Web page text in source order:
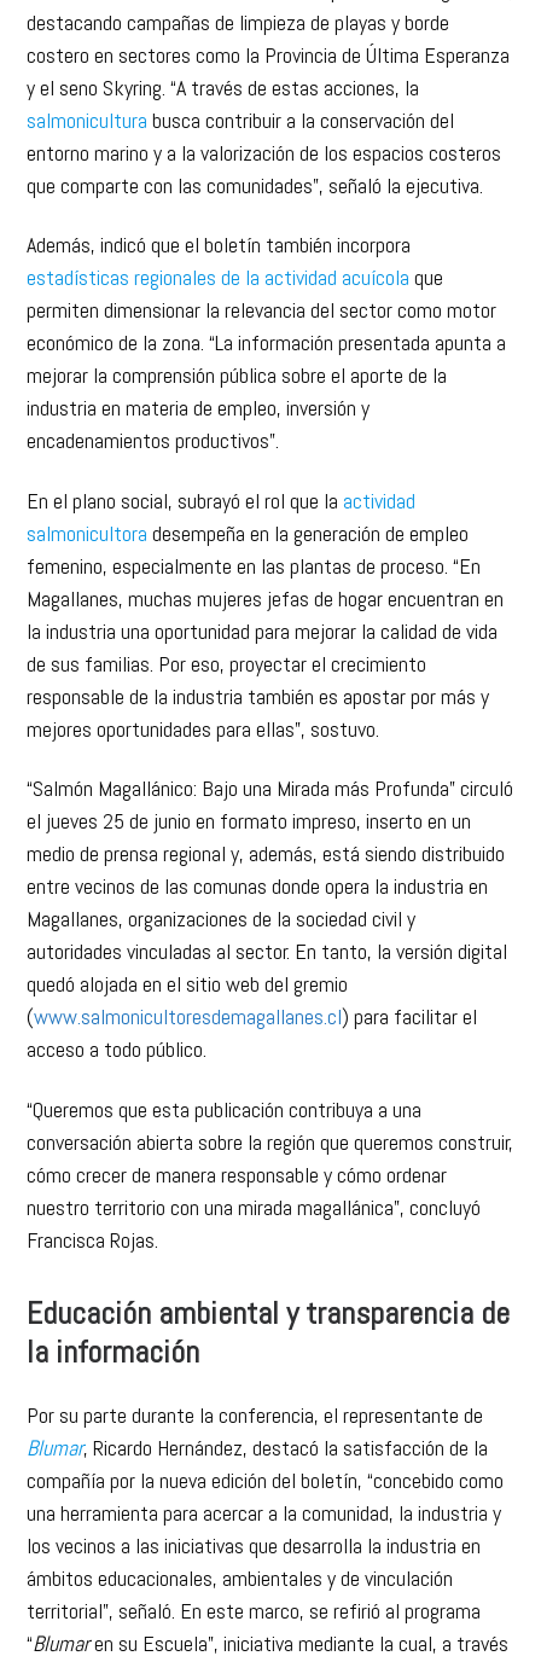
costero en sectores como la Provincia de Última Esperanza
y el seno Skyring. “A través de estas acciones, la
salmoniculturabusca contribuir a la conservación del
entorno marino y a la valorización de los espacios costeros
que comparte con las comunidades”, señaló la ejecutiva.
Además, indicó que el boletín también incorpora
estadísticas regionales de la actividad acuícola
permiten dimensionar la relevancia del sector como motor
económico de la zona. “La información presentada apunta a
mejorar la comprensión pública sobre el aporte de la
industria en materia de empleo, inversión y
encadenamientos productivos”.
En el plano social, subrayó el rol que la
salmonicultoradesempeña en la generación de empleo
femenino, especialmente en las plantas de proceso. “En
Magallanes, muchas mujeres jefas de hogar encuentran en
la industria una oportunidad para mejorar la calidad de vida
de sus familias. Por eso, proyectar el crecimiento
responsable de la industria también es apostar por más y
mejores oportunidades para ellas”, sostuvo.
“Salmón Magallánico: Bajo una Mirada más Profunda” circuló
el jueves 25 de junio en formato impreso, inserto en un
medio de prensa regional y, además, está siendo distribuido
entre vecinos de las comunas donde opera la industria en
Magallanes, organizaciones de la sociedad civil y
autoridades vinculadas al sector. En tanto, la versión digital
quedó alojada en el sitio web del gremio
(www.salmonicultoresdemagallanes.cl) para facilitar el
acceso a todo público.
“Queremos que esta publicación contribuya a una
conversación abierta sobre la región que queremos construir,
cómo crecer de manera responsable y cómo ordenar
nuestro territorio con una mirada magallánica”, concluyó
Francisca Rojas.
la información
Blumar, Ricardo Hernández, destacó la satisfacción de la
compañía por la nueva edición del boletín, “concebido como
una herramienta para acercar a la comunidad, la industria y
los vecinos a las iniciativas que desarrolla la industria en
ámbitos educacionales, ambientales y de vinculación
territorial”, señaló. En este marco, se refirió al programa
“Blumaren su Escuela”, iniciativa mediante la cual, a través
de talleres en los establecimientos educacionales de Río